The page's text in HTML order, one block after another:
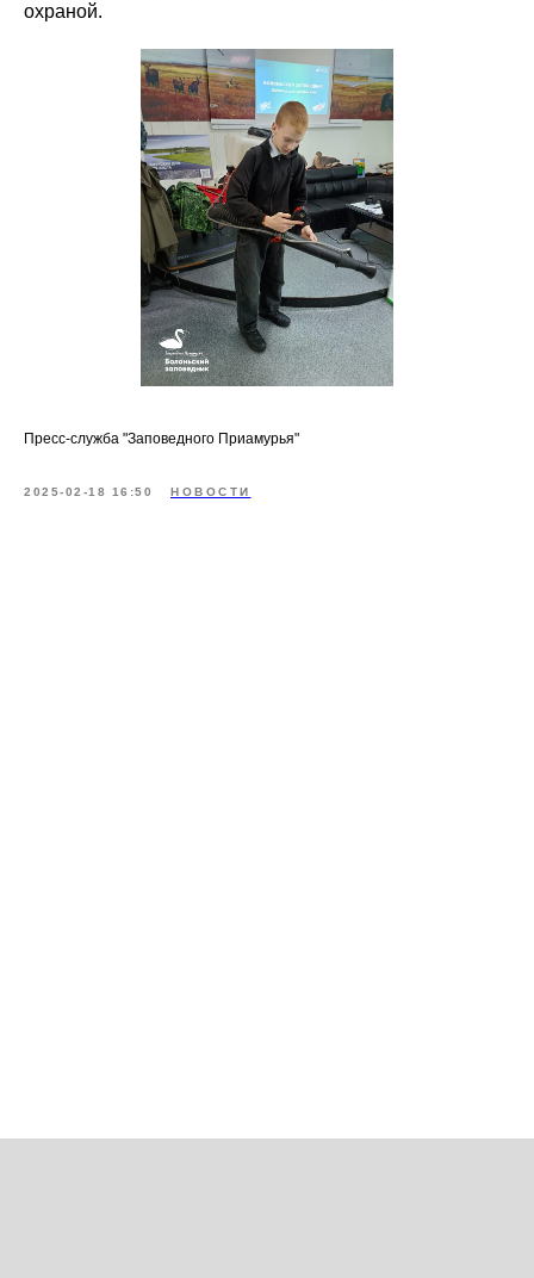
охраной.
Пресс-служба "Заповедного Приамурья"
2025-02-18 16:50 НОВОСТИ